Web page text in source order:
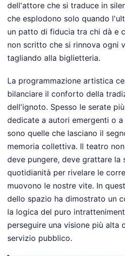
dell'attore che si traduce in
che esplodono solo quando
un patto di fiducia tra chi dà e
non scritto che si rinnova ogni
tagliando alla biglietteria.
La programmazione artistica
bilanciare il conforto della
dell'ignoto. Spesso le serate
dedicate a autori emergenti o
sono quelle che lasciano il
memoria collettiva. Il teatro
deve pungere, deve grattare la
quotidianità per rivelare le
muovono le nostre vite. In
dello spazio ha dimostrato un
la logica del puro
perseguire una visione più alta
servizio pubblico.